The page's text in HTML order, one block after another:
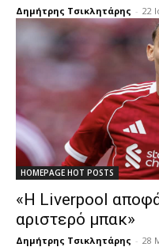
Δημήτρης Τσικλητάρης - 22
HOMEPAGE HOT POSTS
«Η Liverpool
αριστερό μπακ»
Δημήτρης Τσικλητάρης - 28